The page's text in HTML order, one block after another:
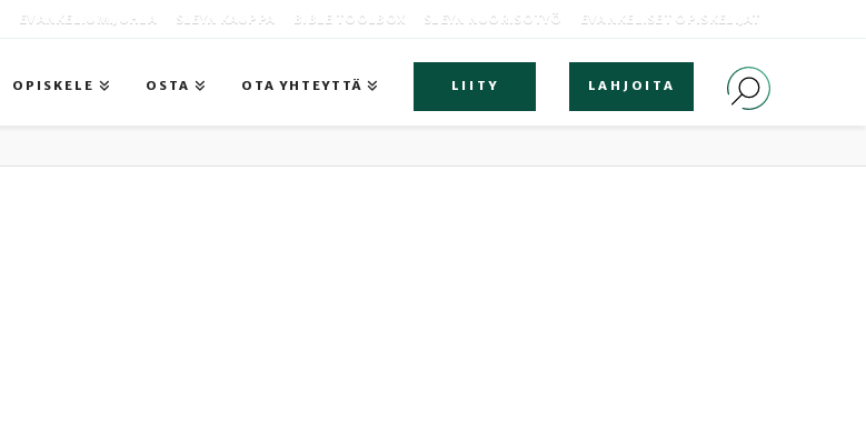
EVANKELIUMIJUHLA SLEYN KAUPPA BIBLE TOOLBOX SLEYN NUORISOTYÖ EVANKELISET OPISKELIJAT
OPISKELE OSTA OTA YHTEYTTÄ LIITY LAHJOITA